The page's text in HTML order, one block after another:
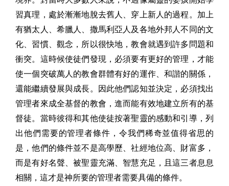
習真理，處於漸漸地脫去舊人、穿上新人的過程。加上
有猶太人、希臘人、撒馬利亞人及各地外邦人不同的文
化、習慣、觀念，所以很快地，教會就遇到許多問題和
衝突。這時候使徒們發現，必須要有更好的管理，才能
使一個突破萬人的教會群體有好的運作、和諧的關係，
還能繼續發展與成長。因此他們認知並決定，必須找出
管理者來成全基督的教會，進而能有效地建立所有的基
督徒。當時彼得和其他使徒按著聖靈的感動和引導，列
出他們需要的管理者條件，令我們稀奇並值得省思的
是，他們的條件並不是高學歷、社經地位高、財富多，
而是有好名聲、被聖靈充滿、智慧充足，且這三者息息
相關，這才是神所要的管理者需要具備的條件。